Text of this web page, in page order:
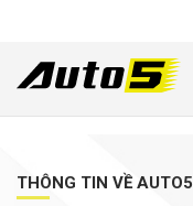
THÔNG TIN VỀ AUTO5